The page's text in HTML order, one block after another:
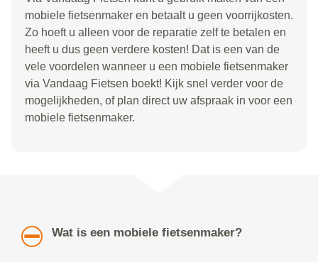
mobiele fietsenmaker en betaalt u geen voorrijkosten.
Zo hoeft u alleen voor de reparatie zelf te betalen en
heeft u dus geen verdere kosten! Dat is een van de
vele voordelen wanneer u een mobiele fietsenmaker
via Vandaag Fietsen boekt! Kijk snel verder voor de
mogelijkheden, of plan direct uw afspraak in voor een
mobiele fietsenmaker.
Wat is een mobiele fietsenmaker?